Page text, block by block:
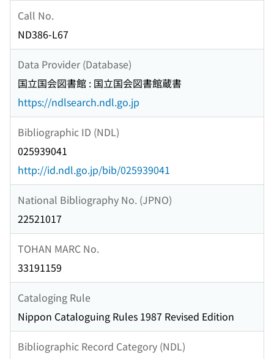
Call No.
ND386-L67
Data Provider (Database)
国立国会図書館 : 国立国会図書館蔵書
https://ndlsearch.ndl.go.jp
Bibliographic ID (NDL)
025939041
http://id.ndl.go.jp/bib/025939041
National Bibliography No. (JPNO)
22521017
TOHAN MARC No.
33191159
Cataloging Rule
Nippon Cataloguing Rules 1987 Revised Edition
Bibliographic Record Category (NDL)